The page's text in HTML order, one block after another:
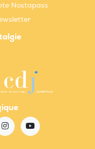
Nostapass